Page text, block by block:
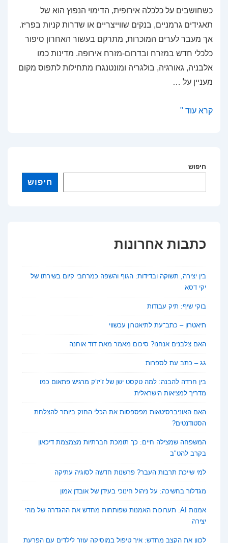
כשחושבים על כלכלה אירופית, הדימוי הנפוץ הוא של
תאגידים גרמניים, בנקים שווייצריים או שדרות קניות בפריז.
אך מעבר לערים המוכרות, מתרקם בעשור האחרון סיפור
כלכלי חדש במזרח ובדרום-מזרח אירופה. מדינות כמו
אלבניה, גאורגיה, בולגריה ומונטנגרו מתחילות לתפוס מקום
מעניין על …
פנינים
במדינות
קרא עוד "
חיפוש
חיפוש
כתבות אחרונות
בין יצירה, תשוקה ובדידות: הגוף והשפה כמרחבי קיום בשירתו של
יקי דסא
בוקי שיף: תיק עבודות
תיאטרון – כתב־עת לתיאטרון עכשווי
האם צלבנים אנחנו? סיכום מאמר מאת דוד אוחנה
גג – כתב עת לספרות
בין חרדה להבנה: למה טקסט ישן של ז’יז’ק מרגיש פתאום כמו
מדריך למציאות הישראלית
האם האוניברסיטאות מפספסות את הכלי החזק ביותר להצלחת
הסטודנטים?
המשפחה שמצילה חיים: כך תומכת חברתיות מצמצמת דיכאון
בקרב להט"ב
למי שייכת תרבות העבר? פרשנות חדשה לסוגיה עתיקה
מגדלור בחשיכה: על ניהול חינוכי בעידן של אובדן אמון
אמנות AI: תערוכות האמנות שפותחות מחדש את ההגדרה של מהי
יצירה
לכוון את הקצב מחדש: איך טיפול במוסיקה עוזר לילדים עם הפרעת